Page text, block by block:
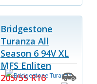
Bridgestone
Turanza All
Season 6 94V XL
MFS Enliten
205/55 R16